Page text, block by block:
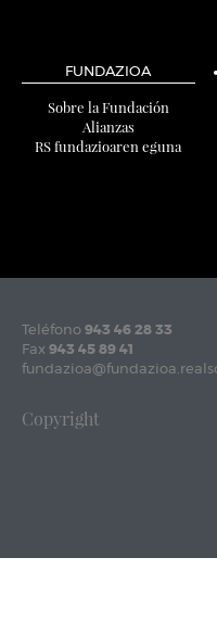
FUNDAZIOA
Sobre la Fundación
Alianzas
RS fundazioaren eguna
Teléfono 943 46 28 33
Fax 943 45 89 41
Copyright